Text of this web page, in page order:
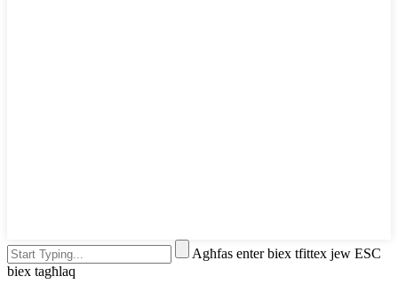
Agħfas enter biex tfittex jew ESC
biex tagħlaq